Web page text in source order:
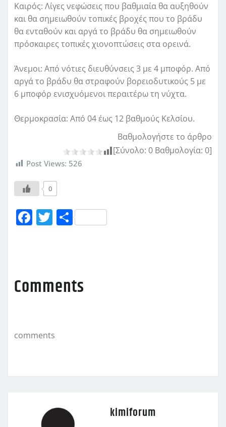
Καιρός: Λίγες νεφώσεις που βαθμιαία θα αυξηθούν
και θα σημειωθούν τοπικές βροχές που το βράδυ
θα ενταθούν και αργά το βράδυ θα σημειωθούν
πρόσκαιρες τοπικές χιονοπτώσεις στα ορεινά.
Άνεμοι: Από νότιες διευθύνσεις 3 με 4 μποφόρ. Από
αργά το βράδυ θα στραφούν βορειοδυτικούς 5 με
6 μποφόρ ενισχυόμενοι περαιτέρω τη νύχτα.
Θερμοκρασία: Από 04 έως 12 βαθμούς Κελσίου.
Βαθμολογήστε το άρθρο
[Σύνολο: 0 Βαθμολογία: 0]
Post Views: 526
0
F
b
o
k
T
r
Μ
σ
τ
Comments
comments
kimiforum